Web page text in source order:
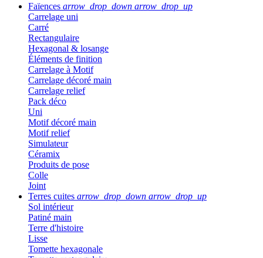
Faïences arrow_drop_down arrow_drop_up
Carrelage uni
Carré
Rectangulaire
Hexagonal & losange
Éléments de finition
Carrelage à Motif
Carrelage décoré main
Carrelage relief
Pack déco
Uni
Motif décoré main
Motif relief
Simulateur
Céramix
Produits de pose
Colle
Joint
Terres cuites arrow_drop_down arrow_drop_up
Sol intérieur
Patiné main
Terre d'histoire
Lisse
Tomette hexagonale